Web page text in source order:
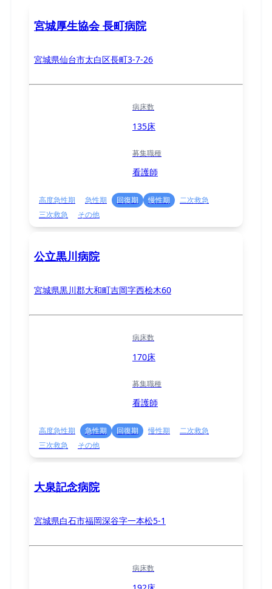
宮城厚生協会 長町病院
宮城県仙台市太白区長町3-7-26
病床数
135床
募集職種
看護師
高度急性期 急性期 回復期 慢性期
二次救急
三次救急
その他
公立黒川病院
宮城県黒川郡大和町吉岡字西桧木60
病床数
170床
募集職種
看護師
高度急性期 急性期 回復期 慢性期
二次救急
三次救急
その他
大泉記念病院
宮城県白石市福岡深谷字一本松5-1
病床数